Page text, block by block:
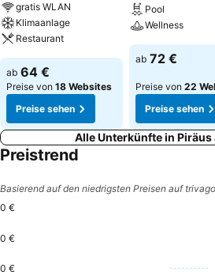
gratis WLAN
Klimaanlage
Restaurant
ab 64 €
Preise von 18 Websites
Preise sehen
Pool
Wellness
ab 72 €
Preise von 22
Preise sehen
Alle Unterkünfte in Piräus
Preistrend
Basierend auf den niedrigsten Preisen auf
0 €
0 €
0 €